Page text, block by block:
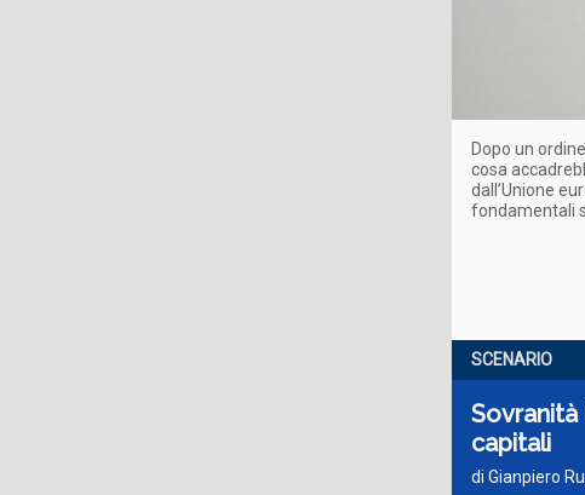
Dopo un
cosa
dall’Unione
fondamentali
SCENARIO
capitali
di Gianpiero